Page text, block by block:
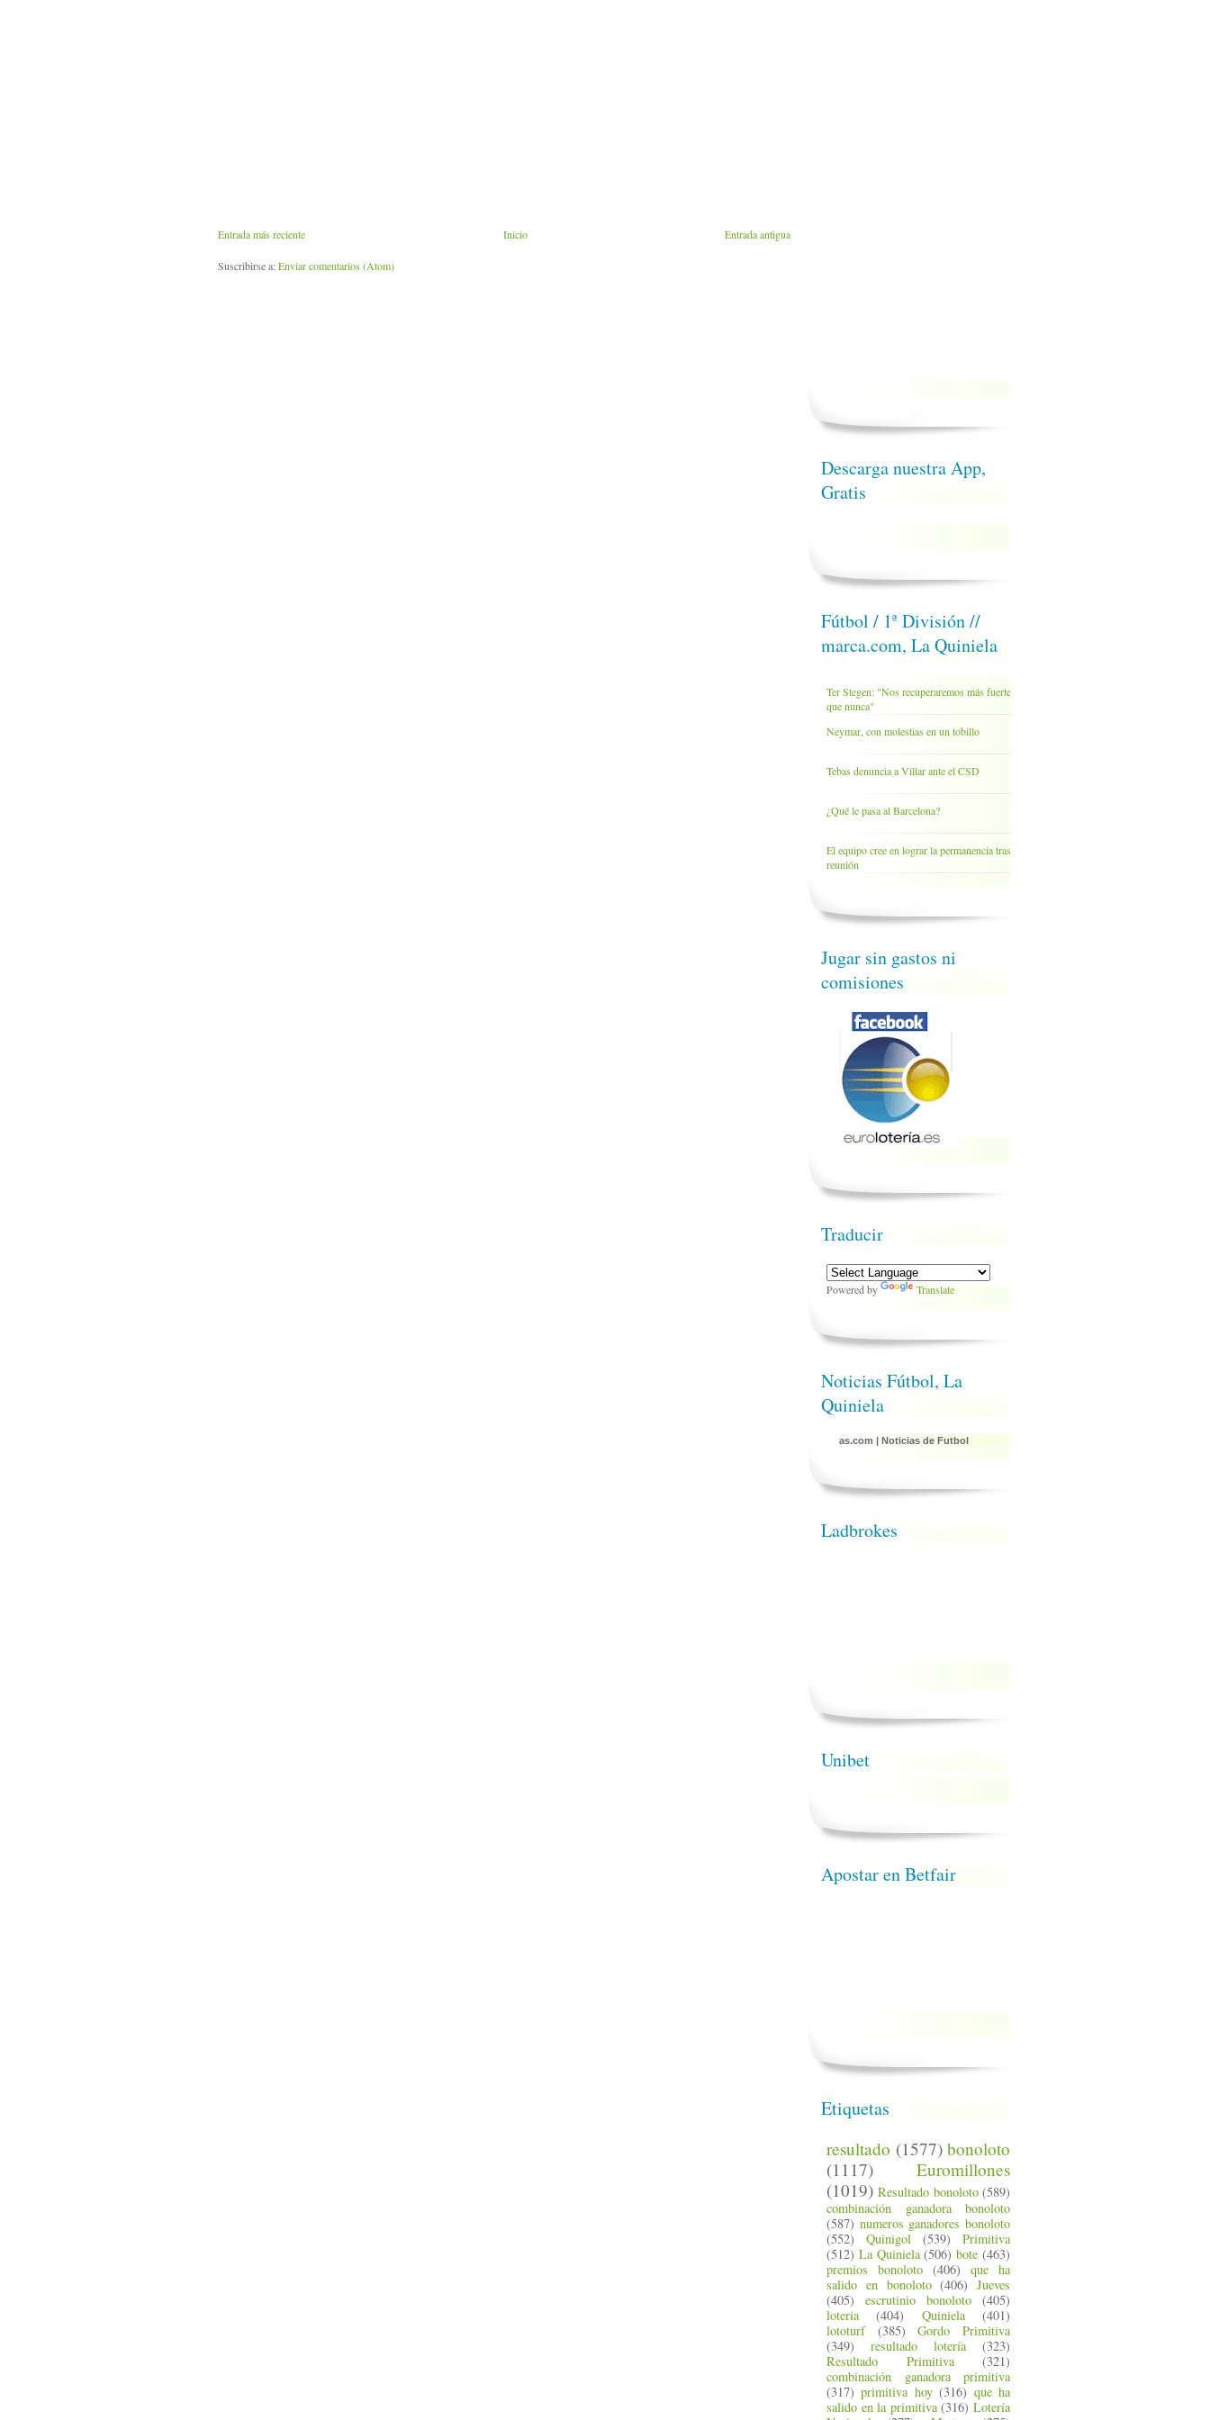
Entrada más reciente Entrada antigua
Inicio
Suscribirse a:Enviar comentarios (Atom)
Descarga nuestra App,
Gratis
Fútbol / 1ª División //
marca.com, La Quiniela
Ter Stegen: "Nos recuperaremos más fuertes
que nunca"
Neymar, con molestias en un tobillo
Tebas denuncia a Villar ante el CSD
¿Qué le pasa al Barcelona?
El equipo cree en lograr la permanencia tras la
reunión
Jugar sin gastos ni
comisiones
Traducir
Powered by Translate
Noticias Fútbol, La
Quiniela
as.com | Noticias de Futbol
Ladbrokes
Unibet
Apostar en Betfair
Etiquetas
resultado (1577) bonoloto
(1117)
Euromillones
(1019) Resultado bonoloto (589)
combinación ganadora bonoloto
(587) numeros ganadores bonoloto
(552)
Quinigol (539)
Primitiva
(512) La Quiniela (506) bote (463)
premios bonoloto (406)
que ha
salido en bonoloto (406) Jueves
(405)
escrutinio bonoloto
(405)
loteria
(404) Quiniela
(401)
lototurf
(385)
Gordo Primitiva
(349)
resultado lotería
(323)
Resultado Primitiva
(321)
combinación ganadora primitiva
(317) primitiva hoy (316) que ha
salido en la primitiva (316) Lotería